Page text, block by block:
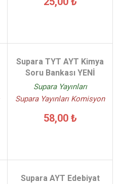
Supara TYT AYT Kimya
Soru Bankası YENİ
Supara Yayınları
Supara Yayınları Komisyon
58,00 ₺
Supara AYT Edebiyat